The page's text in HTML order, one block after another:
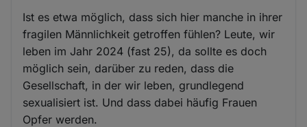
Ist es etwa möglich, dass sich hier manche in ihrer
fragilen Männlichkeit getroffen fühlen? Leute, wir
leben im Jahr 2024 (fast 25), da sollte es doch
möglich sein, darüber zu reden, dass die
Gesellschaft, in der wir leben, grundlegend
sexualisiert ist. Und dass dabei häufig Frauen
Opfer werden.